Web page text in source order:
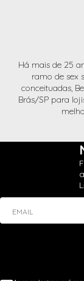
Há mais de 25
ramo de sex
conceituadas,
Brás/SP para
EMAIL